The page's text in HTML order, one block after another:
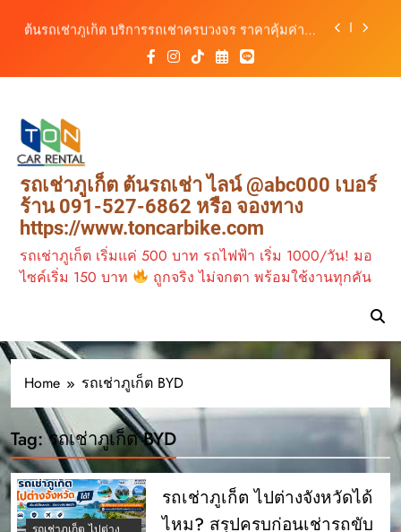
ต้นรถเช่าภูเก็ต บริการรถเช่าครบวงจร ราคาคุ้มค่า
เดินทางสะดวกทุกเส้นทาง
เช่ารถมอเตอร์ไซค์ภูเก็ต กับต้นรถเช่า เดินทาง
สะดวก ราคาประหยัด เริ่มต้นเพียง 150 บาท/วัน
เลือกหลากหลาย พร้อมบริการ 24 ชั่วโมง
วิเคราะห์ตลาดรถเช่าภูเก็ต 3 เดือนข้างหน้า:
สิงหาคม–ตุลาคม 2569
ต้นรถเช่าภูเก็ต บริการรถเช่าครบวงจร ราคาคุ้มค่า
เดินทางสะดวกทุกเส้นทาง
เช่ารถมอเตอร์ไซค์ภูเก็ต กับต้นรถเช่า เดินทาง
สะดวก ราคาประหยัด เริ่มต้นเพียง 150 บาท/วัน
รถเช่าภูเก็ต ต้นรถเช่า ไลน์ @abc000 เบอร์
ร้าน 091-527-6862 หรือ จองทาง
https://www.toncarbike.com
รถเช่าภูเก็ต เริ่มแค่ 500 บาท รถไฟฟ้า เริ่ม 1000/วัน! มอ
ไซค์เริ่ม 150 บาท
ถูกจริง ไม่จกตา พร้อมใช้งานทุกคัน
Home รถเช่าภูเก็ต BYD
Tag:รถเช่าภูเก็ต BYD
รถเช่าภูเก็ต ไปต่างจังหวัดได้
ไหม? สรุปครบก่อนเช่ารถขับ